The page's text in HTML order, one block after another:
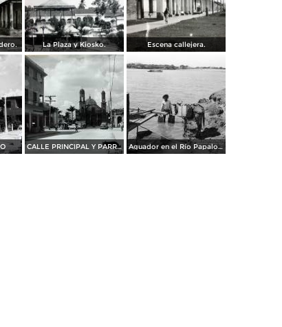
La Plaza y Kiosko. Escena callejera.
CALLE PRINCIPAL Y PARROQUIA Aguador en el Río Papaloapan